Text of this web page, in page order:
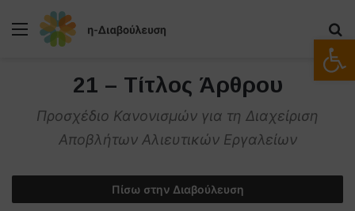
Μενού
21 – Τίτλος Άρθρου
Προσχέδιο Κανονισμών για τη Διαχείριση
Αποβλήτων Αλιευτικών Εργαλείων
Πίσω στην Διαβούλευση